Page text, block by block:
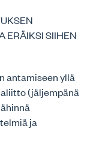
ERÄIKSI SIIHEN
antamiseen yllä
(jäljempänä
ja